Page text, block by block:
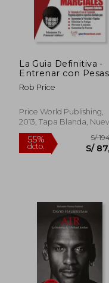
La Guia Definitiva -
Entrenar con Pesas
Para Artes Marciales
Rob Price
Price World Publishing,
2013, Tapa Blanda,